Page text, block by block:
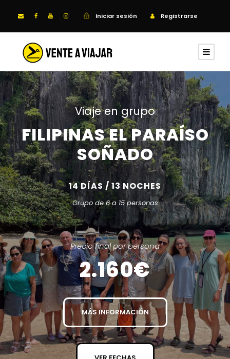
Iniciar sesión Registrarse
Viaje en grupo
FILIPINAS EL PARAÍSO
SOÑADO
14 DÍAS / 13 NOCHES
Grupo de 6 a 15 personas
Precio final por persona
2.160€
MÁS INFORMACIÓN